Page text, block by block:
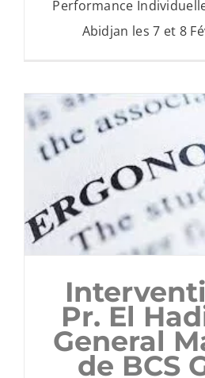
Performance
Abidjan les 7 et 8
Pr. El
General
de BCS